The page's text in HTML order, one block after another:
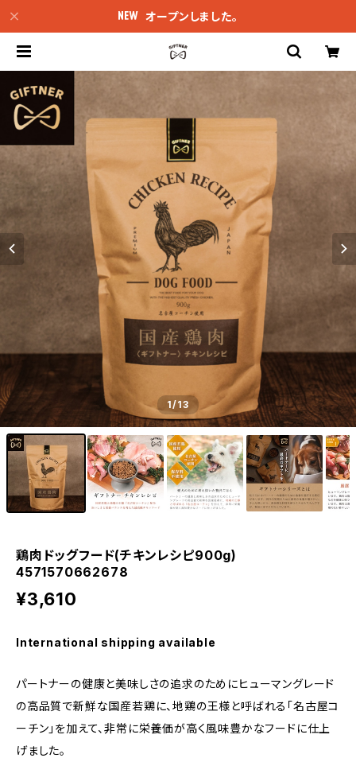
オープンしました。
1/13
鶏肉ドッグフード(チキンレシピ900g)
4571570662678
¥3,610
International shipping available
パートナーの健康と美味しさの追求のためにヒューマングレード
の高品質で新鮮な国産若鶏に、地鶏の王様と呼ばれる「名古屋コ
ーチン」を加えて、非常に栄養価が高く風味豊かなフードに仕上
げました。